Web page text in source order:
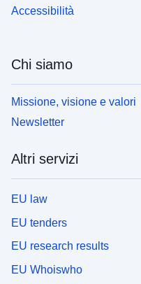
Accessibilità
Chi siamo
Missione, visione e valori
Newsletter
Altri servizi
EU law
EU tenders
EU research results
EU Whoiswho